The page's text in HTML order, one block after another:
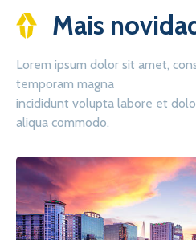
Mais
Lorem ipsum dolor sit amet,
temporam magna
incididunt volupta labore et
aliqua commodo.